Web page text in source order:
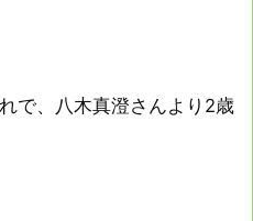
で、八木真澄さんより2歳